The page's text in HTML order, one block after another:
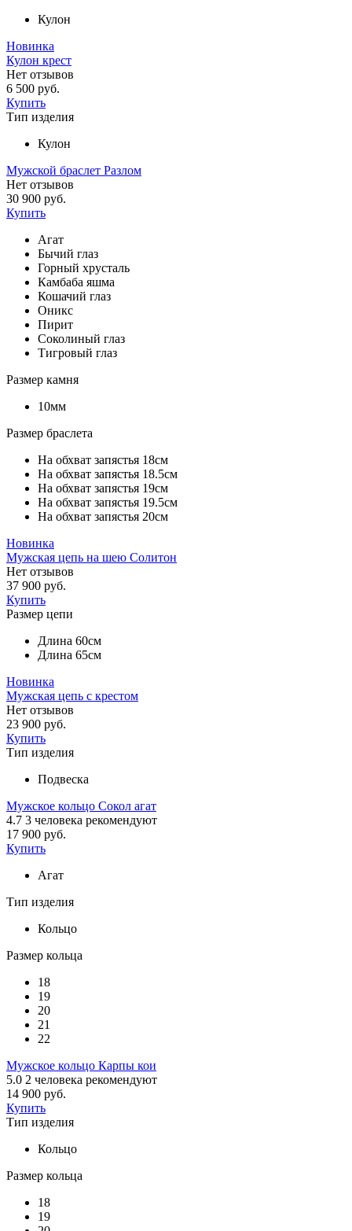
Кулон
Новинка
Кулон крест
Нет отзывов
6 500 руб.
Купить
Тип изделия
Кулон
Мужской браслет Разлом
Нет отзывов
30 900 руб.
Купить
Агат
Бычий глаз
Горный хрусталь
Камбаба яшма
Кошачий глаз
Оникс
Пирит
Соколиный глаз
Тигровый глаз
Размер камня
10мм
Размер браслета
На обхват запястья 18см
На обхват запястья 18.5см
На обхват запястья 19см
На обхват запястья 19.5см
На обхват запястья 20см
Новинка
Мужская цепь на шею Солитон
Нет отзывов
37 900 руб.
Купить
Размер цепи
Длина 60см
Длина 65см
Новинка
Мужская цепь с крестом
Нет отзывов
23 900 руб.
Купить
Тип изделия
Подвеска
Мужское кольцо Сокол агат
4.7 3 человека рекомендуют
17 900 руб.
Купить
Агат
Тип изделия
Кольцо
Размер кольца
18
19
20
21
22
Мужское кольцо Карпы кои
5.0 2 человека рекомендуют
14 900 руб.
Купить
Тип изделия
Кольцо
Размер кольца
18
19